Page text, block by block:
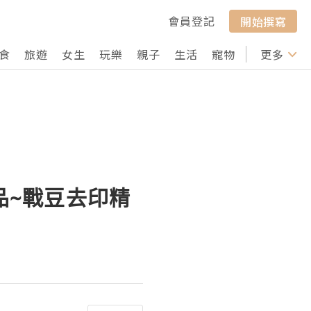
會員登記
開始撰寫
旅遊 女生 玩樂 親子 生活 寵物 行山 打卡
更多
戰豆去印精